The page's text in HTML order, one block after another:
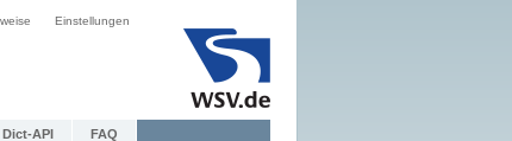
Einstellungen
Dict-API FAQ